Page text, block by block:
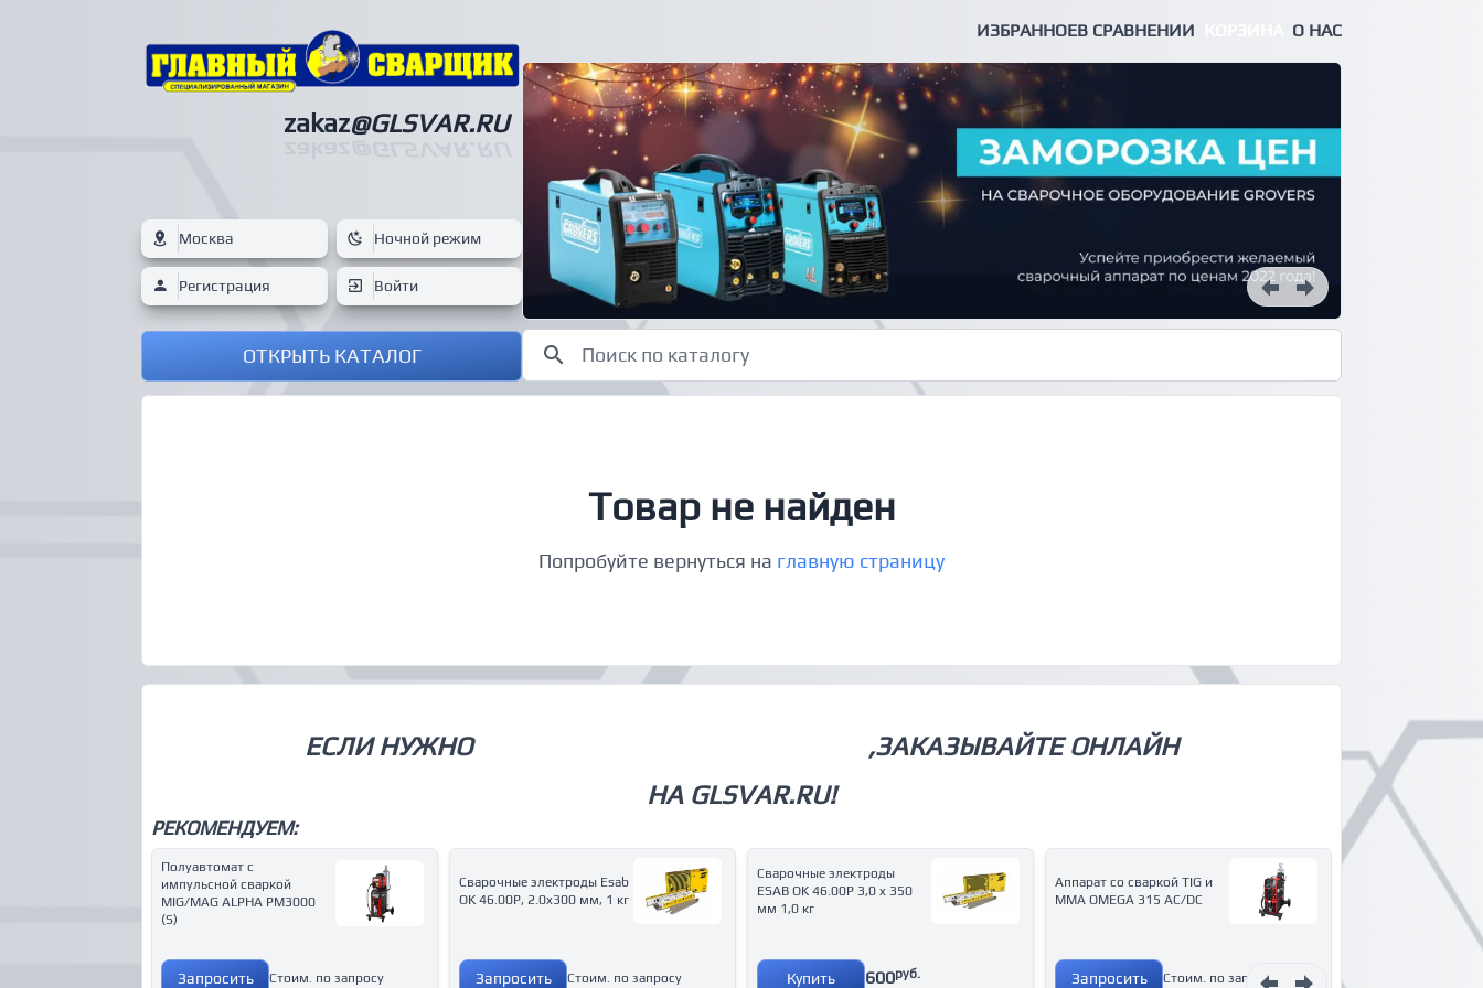
zakaz@GLSVAR.RU
Москва Ночной режим
Регистрация Войти
ОТКРЫТЬ КАТАЛОГ
ИЗБРАННОЕВ СРАВНЕНИИ О НАС
Товар не найден
Попробуйте вернуться на главную страницу
ЕСЛИ НУЖНО
,ЗАКАЗЫВАЙТЕ ОНЛАЙН
НА GLSVAR.RU!
РЕКОМЕНДУЕМ:
Полуавтомат с
импульсной сваркой
MIG/MAG ALPHA PM3000
(S)
Запросить Стоим. по запросу
Сварочные электроды Esab
OK 46.00P, 2.0x300 мм, 1 кг
Запросить Стоим. по запросу
Сварочные электроды
ESAB OK 46.00P 3,0 x 350
мм 1,0 кг
Купить 600руб.
Аппарат со сваркой ТIG и
MMA OMEGA 315 AC/DC
Запросить Стоим. по запросу
Полуавтомат для
на сверхдальних
расстояниях MARS